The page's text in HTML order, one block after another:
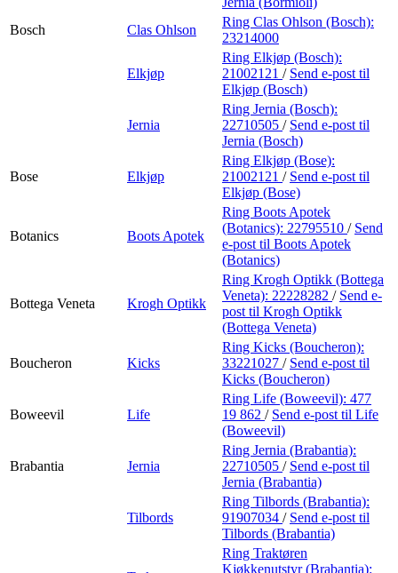
Bosch
Clas Ohlson
Ring Clas Ohlson (Bosch):
23214000
Elkjøp
Ring Elkjøp (Bosch):
21002121 / Send e-post til
Elkjøp (Bosch)
Jernia
Ring Jernia (Bosch):
22710505 / Send e-post til
Jernia (Bosch)
Bose Elkjøp
Ring Elkjøp (Bose):
21002121 / Send e-post til
Elkjøp (Bose)
Botanics Boots Apotek
Ring Boots Apotek
(Botanics): 22795510 / Send
e-post til Boots Apotek
(Botanics)
Bottega Veneta Krogh Optikk
Ring Krogh Optikk (Bottega
Veneta): 22228282 / Send e-
post til Krogh Optikk
(Bottega Veneta)
Boucheron Kicks
Ring Kicks (Boucheron):
33221027 / Send e-post til
Kicks (Boucheron)
Boweevil Life
Ring Life (Boweevil): 477
19 862 / Send e-post til Life
(Boweevil)
Brabantia Jernia
Ring Jernia (Brabantia):
22710505 / Send e-post til
Jernia (Brabantia)
Tilbords
Ring Tilbords (Brabantia):
91907034 / Send e-post til
Tilbords (Brabantia)
Ring Traktøren
Kjøkkenutstyr (Brabantia):